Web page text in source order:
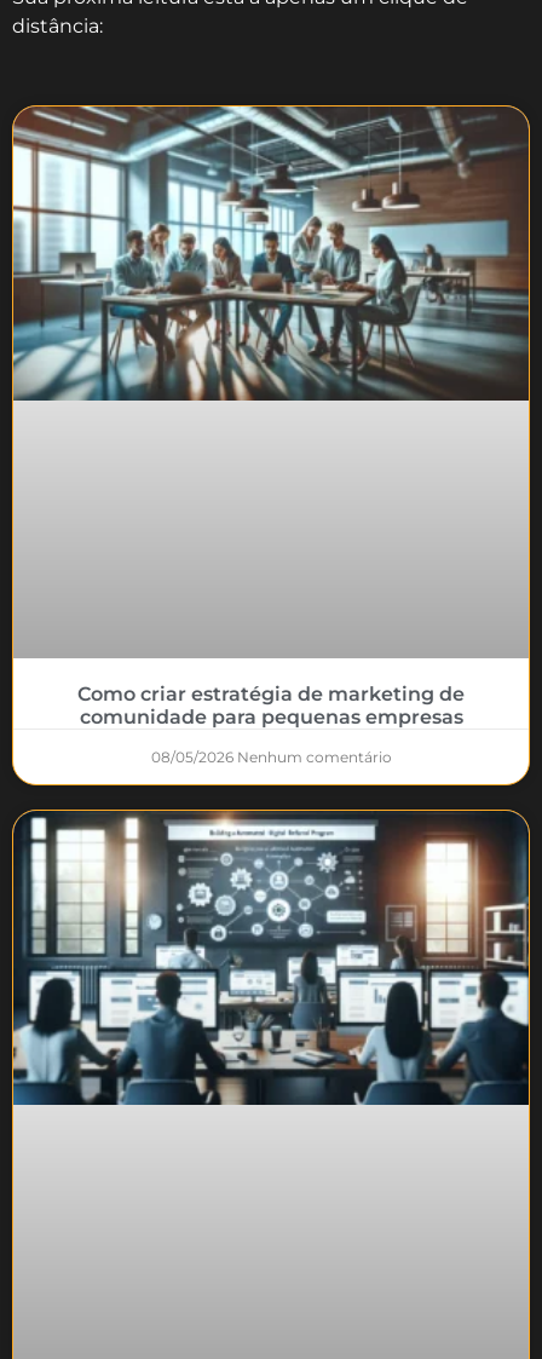
distância:
Como criar estratégia de marketing de
comunidade para pequenas empresas
08/05/2026 Nenhum comentário